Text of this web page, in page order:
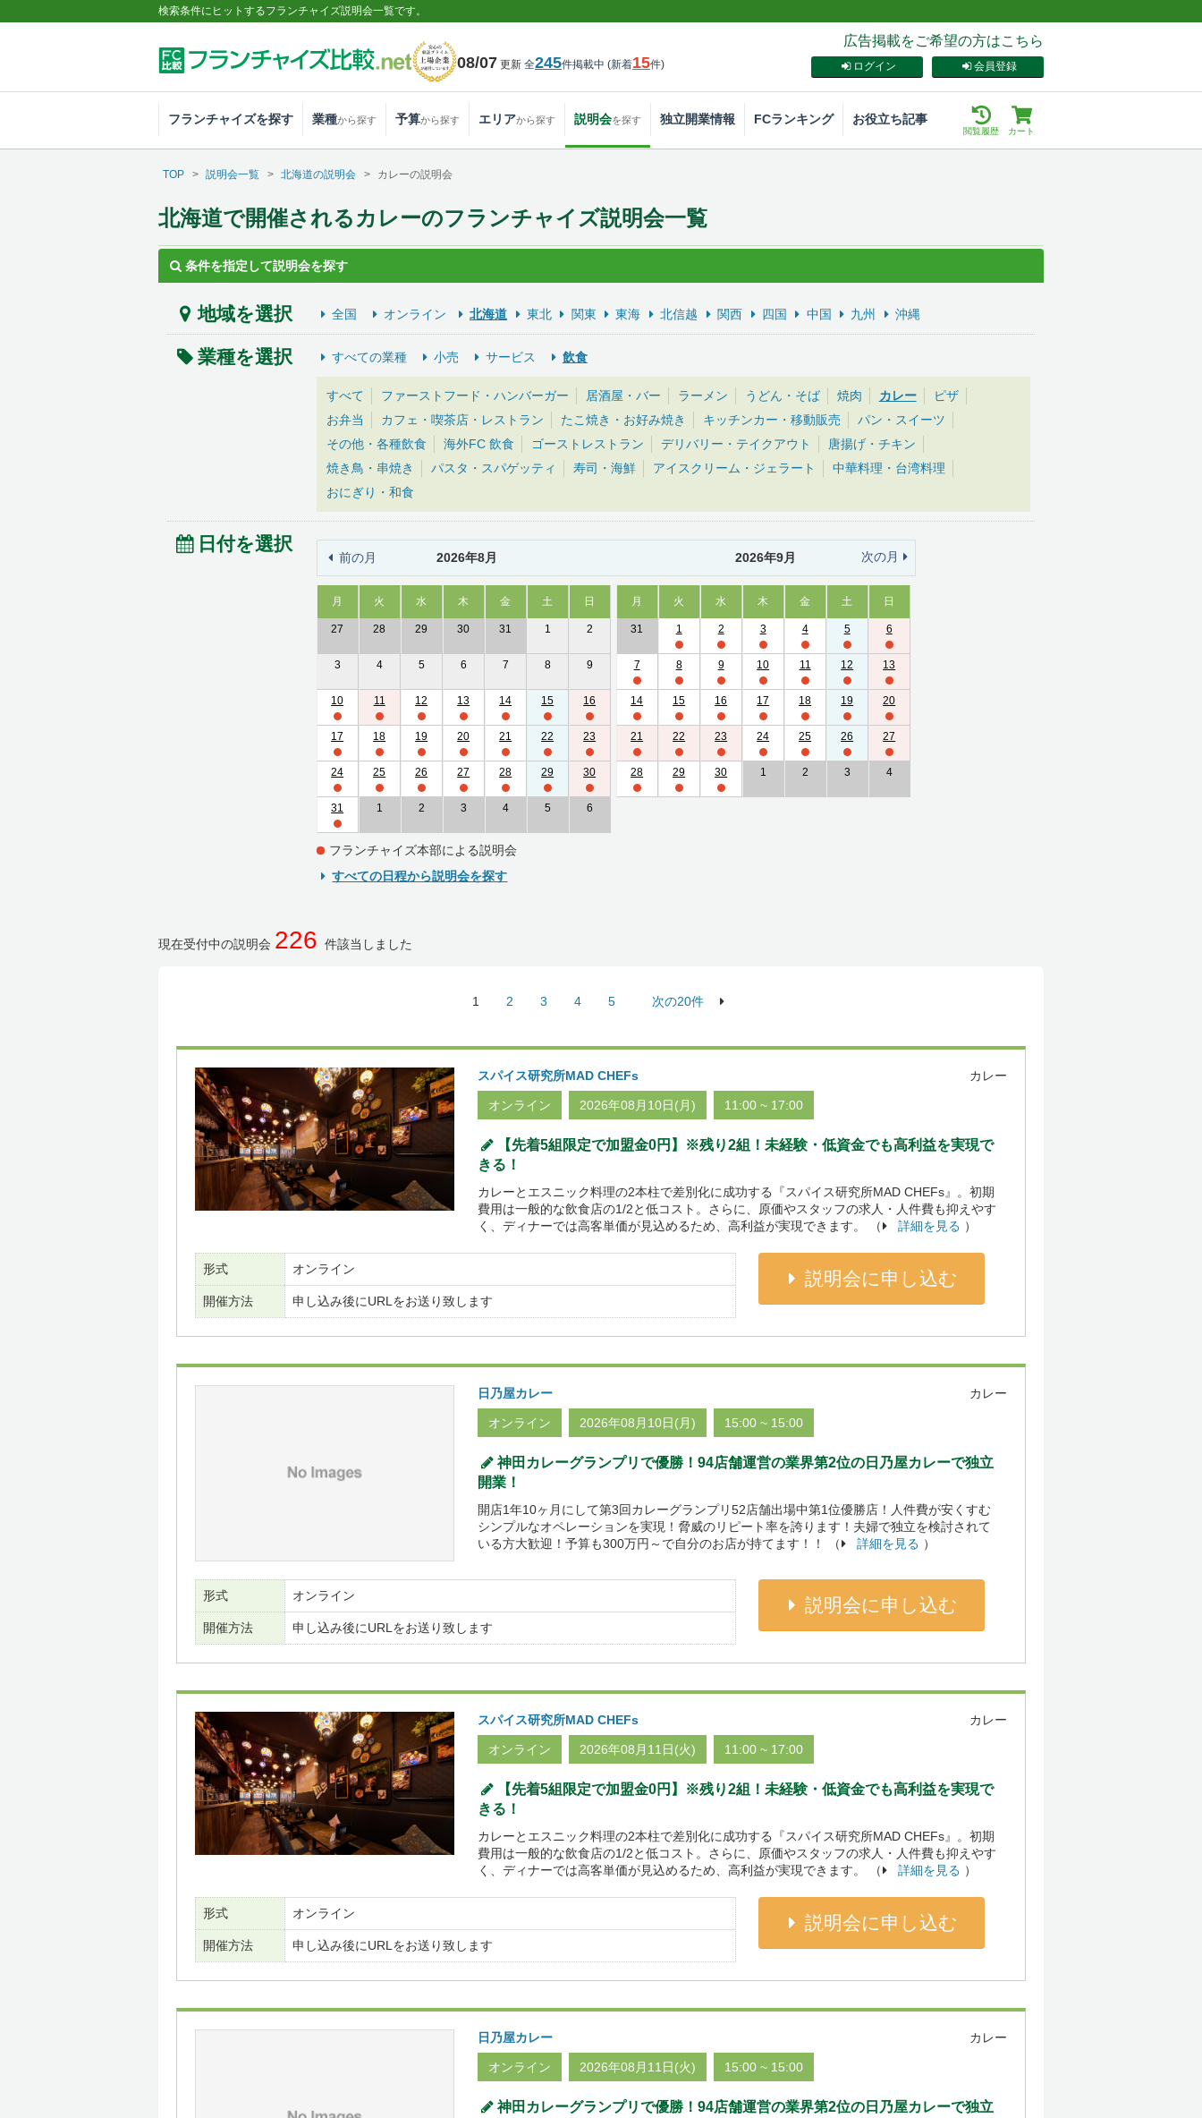
検索条件にヒットするフランチャイズ説明会一覧です。
08/07 更新 全245件掲載中 (新着15件)
広告掲載をご希望の方はこちら
会員登録
ログイン
フランチャイズを探す 業種から探す 予算から探す エリアから探す 説明会を探す 独立開業情報 FCランキング お役立ち記事
カート
閲覧履歴
TOP 説明会一覧 北海道の説明会 カレーの説明会
北海道で開催されるカレーのフランチャイズ説明会一覧
条件を指定して説明会を探す
地域を選択 全国 オンライン 北海道 東北 関東 東海 北信越 関西 四国 中国 九州 沖縄
業種を選択 すべての業種 小売 サービス 飲食
すべて ファーストフード・ハンバーガー 居酒屋・バー ラーメン うどん・そば 焼肉 カレー
ピザ
お弁当
カフェ・喫茶店・レストラン たこ焼き・お好み焼き キッチンカー・移動販売
パン・スイーツ
その他・各種飲食
海外FC 飲食 ゴーストレストラン デリバリー・テイクアウト
唐揚げ・チキン
焼き鳥・串焼き
パスタ・スパゲッティ 寿司・海鮮 アイスクリーム・ジェラート
中華料理・台湾料理
おにぎり・和食
日付を選択
前の月 2026年8月
月 火 水 木 金 土 日
27 28 29 30 31 1 2
3 4 5 6 7 8 9
10 11 12 13 14 15 16
17 18 19 20 21 22 23
24 25 26 27 28 29 30
31 1 2 3 4 5 6
2026年9月 次の月
月 火 水 木 金 土 日
31 1 2 3 4 5 6
7 8 9 10 11 12 13
14 15 16 17 18 19 20
21 22 23 24 25 26 27
28 29 30 1 2 3 4
フランチャイズ本部による説明会
すべての日程から説明会を探す
現在受付中の説明会 226 件該当しました
1 2 3 4 5 次の20件
スパイス研究所MAD CHEFs カレー
オンライン 2026年08月10日(月) 11:00 ~ 17:00
【先着5組限定で加盟金0円】※残り2組！未経験・低資金でも高利益を実現で
きる！
カレーとエスニック料理の2本柱で差別化に成功する『スパイス研究所MAD CHEFs』。初期
費用は一般的な飲食店の1/2と低コスト。さらに、原価やスタッフの求人・人件費も抑えやす
く、ディナーでは高客単価が見込めるため、高利益が実現できます。 （
詳細を見る ）
形式 オンライン
開催方法 申し込み後にURLをお送り致します
説明会に申し込む
日乃屋カレー カレー
オンライン 2026年08月10日(月) 15:00 ~ 15:00
神田カレーグランプリで優勝！94店舗運営の業界第2位の日乃屋カレーで独立
開業！
開店1年10ヶ月にして第3回カレーグランプリ52店舗出場中第1位優勝店！人件費が安くすむ
シンプルなオペレーションを実現！脅威のリピート率を誇ります！夫婦で独立を検討されて
いる方大歓迎！予算も300万円～で自分のお店が持てます！！ （
詳細を見る ）
形式 オンライン
開催方法 申し込み後にURLをお送り致します
説明会に申し込む
スパイス研究所MAD CHEFs カレー
オンライン 2026年08月11日(火) 11:00 ~ 17:00
【先着5組限定で加盟金0円】※残り2組！未経験・低資金でも高利益を実現で
きる！
カレーとエスニック料理の2本柱で差別化に成功する『スパイス研究所MAD CHEFs』。初期
費用は一般的な飲食店の1/2と低コスト。さらに、原価やスタッフの求人・人件費も抑えやす
く、ディナーでは高客単価が見込めるため、高利益が実現できます。 （
詳細を見る ）
形式 オンライン
開催方法 申し込み後にURLをお送り致します
説明会に申し込む
日乃屋カレー カレー
オンライン 2026年08月11日(火) 15:00 ~ 15:00
神田カレーグランプリで優勝！94店舗運営の業界第2位の日乃屋カレーで独立